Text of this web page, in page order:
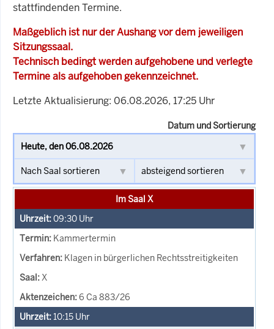
stattfindenden Termine.
Maßgeblich ist nur der Aushang vor dem jeweiligen
Sitzungssaal.
Technisch bedingt werden aufgehobene und verlegte
Termine als aufgehoben gekennzeichnet.
Letzte Aktualisierung: 06.08.2026, 17:25 Uhr
Datum und Sortierung
Im Saal X
09:30 Uhr
Kammertermin
Klagen in bürgerlichen Rechtsstreitigkeiten
X
6 Ca 883/26
10:15 Uhr